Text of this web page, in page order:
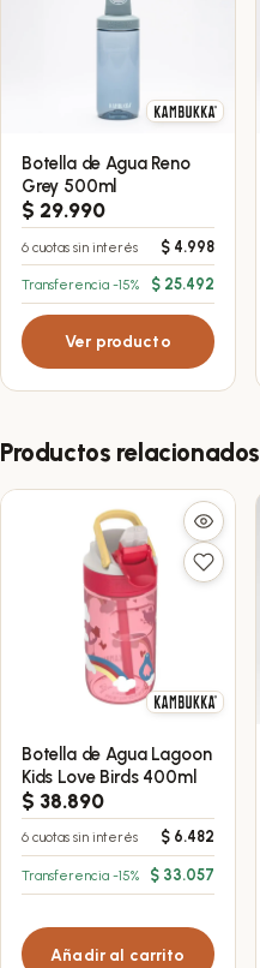
Botella de Agua Reno
Grey 500ml
$ 29.990
6 cuotas sin interés $ 4.998
Transferencia -15% $ 25.492
Ver producto
Productos relacionados
Botella de Agua Lagoon
Kids Love Birds 400ml
$ 38.890
6 cuotas sin interés $ 6.482
Transferencia -15% $ 33.057
Añadir al carrito